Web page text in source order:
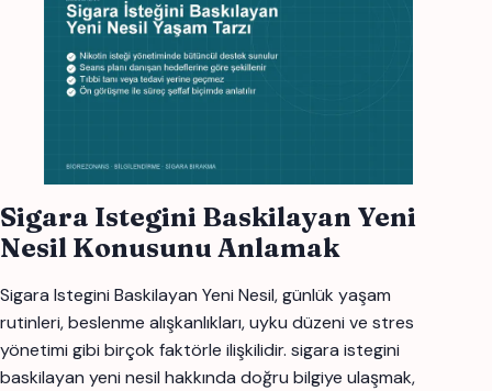
Sigara Istegini Baskilayan Yeni
Nesil Konusunu Anlamak
Sigara Istegini Baskilayan Yeni Nesil, günlük yaşam
rutinleri, beslenme alışkanlıkları, uyku düzeni ve stres
yönetimi gibi birçok faktörle ilişkilidir. sigara istegini
baskilayan yeni nesil hakkında doğru bilgiye ulaşmak,